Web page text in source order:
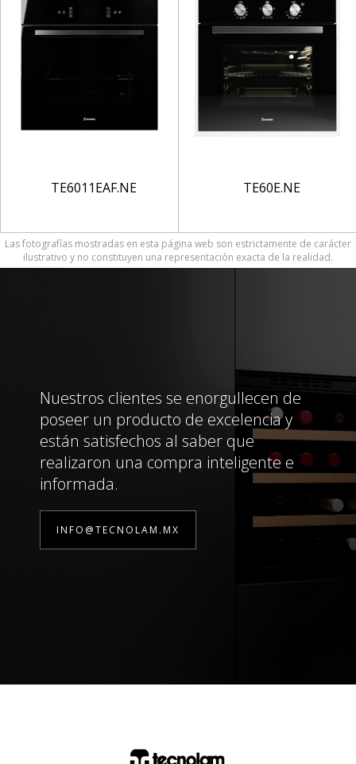
TE6011EAF.NE TE60E.NE
Las fotografías mostradas en esta página web son estrictamente de carácter
ilustrativo y no constituyen una representación exacta de la realidad.
Nuestros clientes se enorgullecen de
poseer un producto de excelencia y
están satisfechos al saber que
realizaron una compra inteligente e
informada.
INFO@TECNOLAM.MX